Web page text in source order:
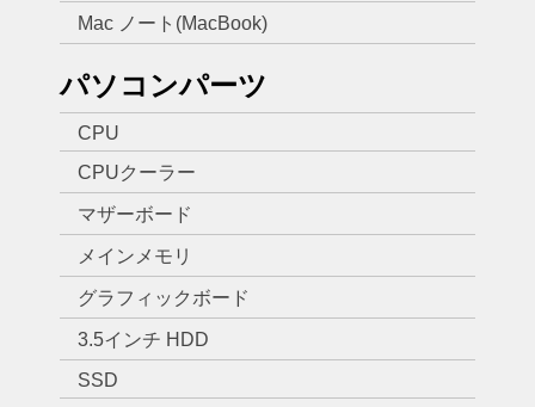
Mac ノート(MacBook)
パソコンパーツ
CPU
CPUクーラー
マザーボード
メインメモリ
グラフィックボード
3.5インチ HDD
SSD